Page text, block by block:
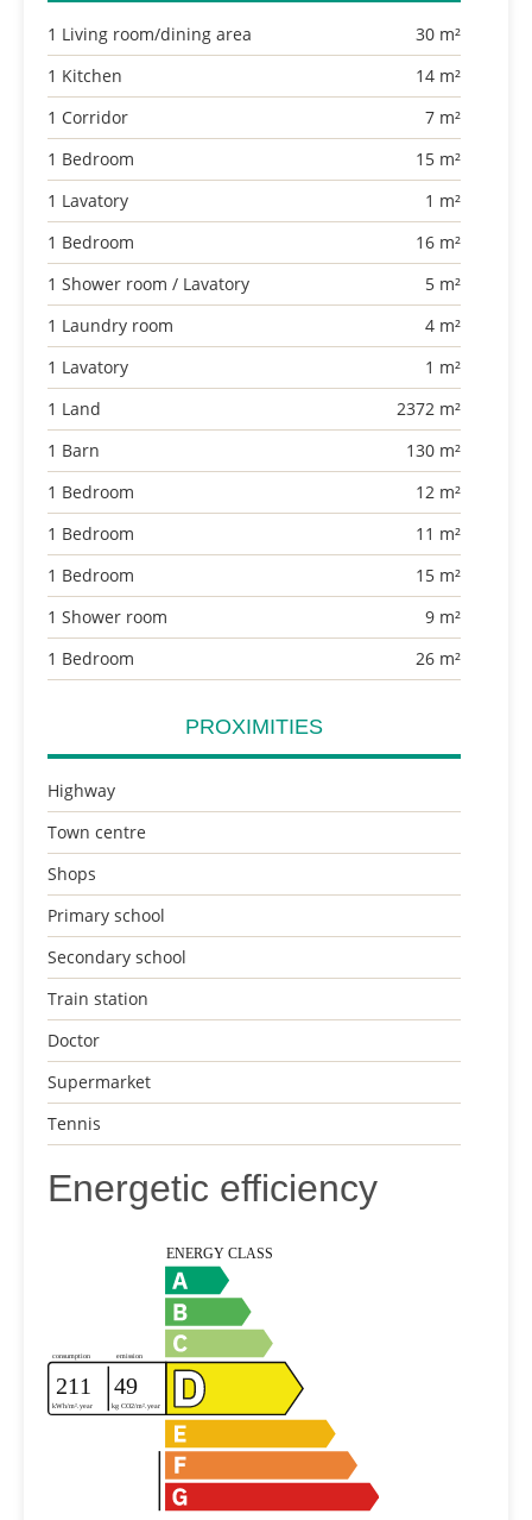
1 Living room/dining area
30 m²
1 Kitchen
14 m²
1 Corridor
7 m²
1 Bedroom
15 m²
1 Lavatory
1 m²
1 Bedroom
16 m²
1 Shower room / Lavatory
5 m²
1 Laundry room
4 m²
1 Lavatory
1 m²
1 Land
2372 m²
1 Barn
130 m²
1 Bedroom
12 m²
1 Bedroom
11 m²
1 Bedroom
15 m²
1 Shower room
9 m²
1 Bedroom
26 m²
PROXIMITIES
Highway
Town centre
Shops
Primary school
Secondary school
Train station
Doctor
Supermarket
Tennis
Energetic efficiency